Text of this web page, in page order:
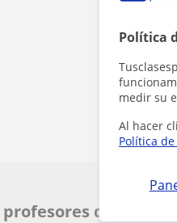
Política
medir su
Al hacer
Política
de Canto